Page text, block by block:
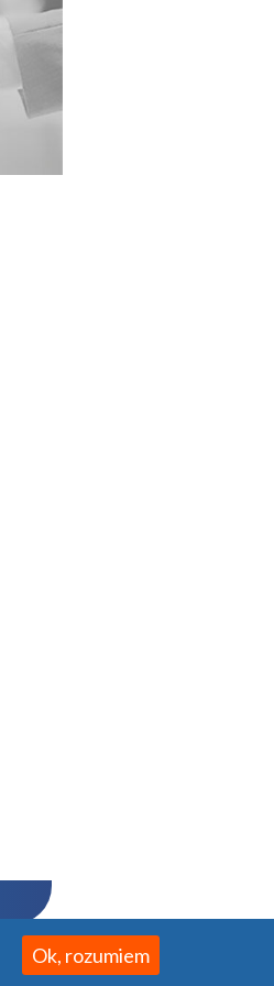
Ok, rozumiem